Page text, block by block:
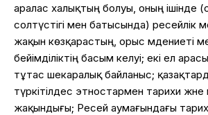
аралас халықтың болуы, оның ішінде
солтүстігі мен батысында) ресейлік
жақын көзқарастың, орыс мәдениеті
бейімділіктің басым келуі; екі ел
тұтас шекаралық байланыс;
түркітілдес этностармен тарихи және
жақындығы; Ресей аумағындағы